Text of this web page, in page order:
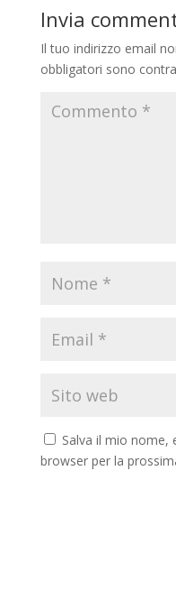
Invia
Il tuo indirizzo email
obbligatori sono
Salva il mio nome,
browser per la